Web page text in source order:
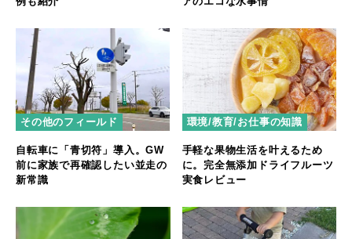
その他のフィールド
自転車に「青切符」導入。GW
前に家族で再確認したい並走の
新常識
環境/教育/お仕事の知識
手軽な果物生活を叶えるため
に。完全無添加ドライフルーツ
実食レビュー